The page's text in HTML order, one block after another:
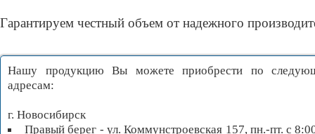
Гарантируем честный объем от надежного
Нашу продукцию Вы можете приобрести по
адресам:
г. Новосибирск
Правый берег - ул. Коммунстроевская 157, пн.-пт. с